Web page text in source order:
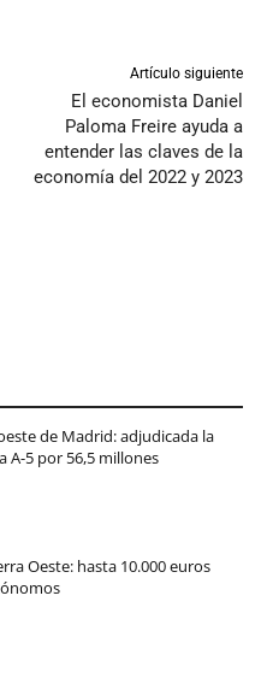
Artículo siguiente
El economista Daniel
Paloma Freire ayuda a
entender las claves de la
economía del 2022 y 2023
de Madrid: adjudicada la
A-5 por 56,5 millones
Oeste: hasta 10.000 euros